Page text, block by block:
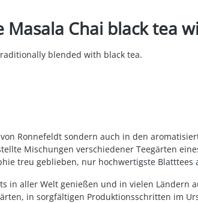
Chai black tea
blended with black tea.
von Ronnefeldt sondern auch in den
Mischungen verschiedener Teegärten
treu geblieben, nur hochwertigste
in aller Welt genießen und in vielen
in sorgfältigen Produktionsschritten im